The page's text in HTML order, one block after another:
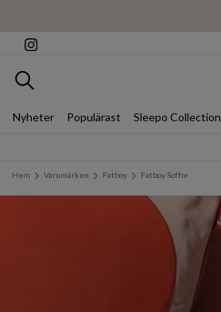
Sök
Nyheter Populärast Sleepo Collection
Hem Varumärken Fatboy Fatboy Soffor